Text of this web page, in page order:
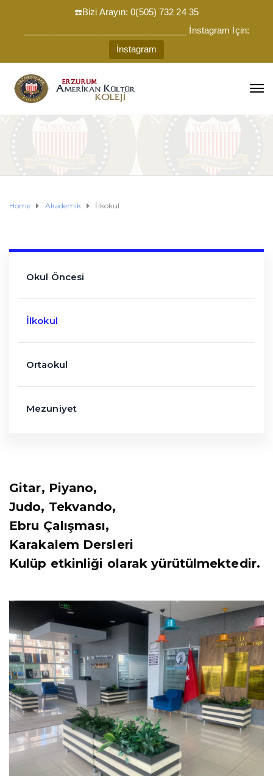
☎️Bizi Arayın: 0(505) 732 24 35
_________________________________ İnstagram İçin:
İnstagram
Home Akademik İlkokul
Gitar, Piyano,
Judo, Tekvando,
Ebru Çalışması,
Karakalem Dersleri
Kulüp etkinliği olarak yürütülmektedir.
Okul Öncesi
İlkokul
Ortaokul
Mezuniyet